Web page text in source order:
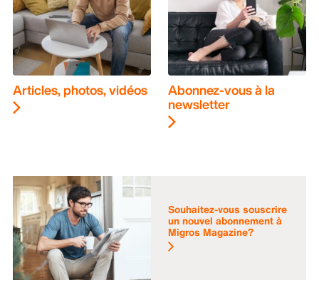
Articles, photos, vidéos Abonnez-vous à la
newsletter
Souhaitez-vous souscrire
un nouvel abonnement à
Migros Magazine?